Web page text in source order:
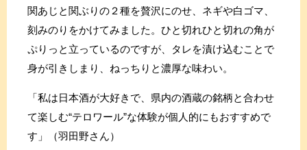
関あじと関ぶりの２種を贅沢にのせ、ネギや白ゴマ、
刻みのりをかけてみました。ひと切れひと切れの角が
ぷりっと立っているのですが、タレを漬け込むことで
身が引きしまり、ねっちりと濃厚な味わい。
「私は日本酒が大好きで、県内の酒蔵の銘柄と合わせ
て楽しむ“テロワール”な体験が個人的にもおすすめで
す」（羽田野さん）